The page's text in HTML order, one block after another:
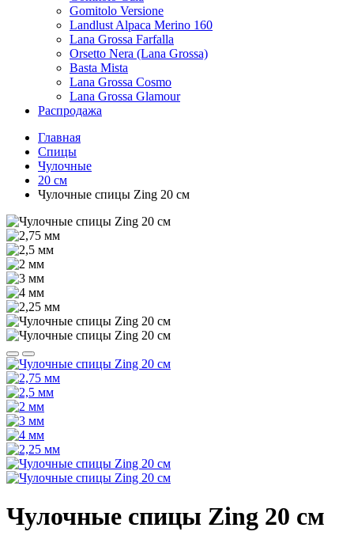
Gomitolo Versione
Landlust Alpaca Merino 160
Lana Grossa Farfalla
Orsetto Nera (Lana Grossa)
Basta Mista
Lana Grossa Cosmo
Lana Grossa Glamour
Распродажа
Главная
Спицы
Чулочные
20 см
Чулочные спицы Zing 20 см
Чулочные спицы Zing 20 см